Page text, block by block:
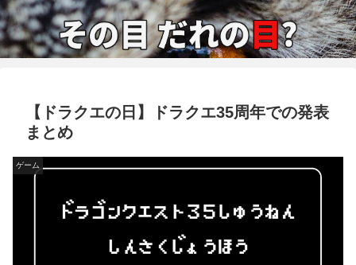
【ドラクエの日】ドラクエ35周年での発表
まとめ
ゲーム